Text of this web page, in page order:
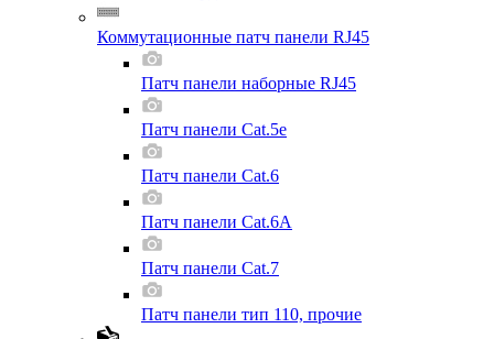
Коммутационные патч панели RJ45
Патч панели наборные RJ45
Патч панели Cat.5e
Патч панели Cat.6
Патч панели Cat.6A
Патч панели Cat.7
Патч панели тип 110, прочие